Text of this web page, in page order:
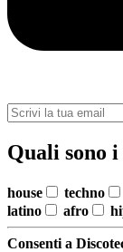
Quali sono
house techno
latino
afro
Consenti a